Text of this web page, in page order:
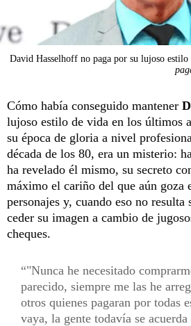
David Hasselhoff no paga por su lujoso estilo
Cómo había conseguido mantener
lujoso estilo de vida en los últimos
su época de gloria a nivel
década de los 80, era un misterio:
ha revelado él mismo, su secreto
máximo el cariño del que aún goza
personajes y, cuando eso no resulta
ceder su imagen a cambio de
cheques.
"Nunca he necesitado
parecido, siempre me las he
otros quienes pagaran por todas
vaya, la gente todavía se